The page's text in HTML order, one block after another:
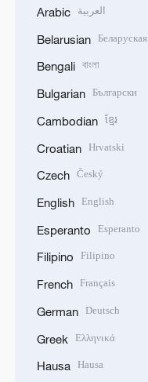
Arabic العربية
Belarusian Беларуская
Bengali বাংলা
Bulgarian Български
Cambodian ខ្មែរ
Croatian Hrvatski
Czech Český
English English
Esperanto Esperanto
Filipino Filipino
French Français
German Deutsch
Greek Ελληνικά
Hausa Hausa